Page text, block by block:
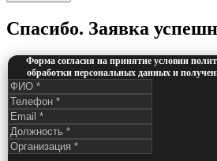
Спасибо. Заявка
Форма согласия на принятие условии
обработки персональных данных и